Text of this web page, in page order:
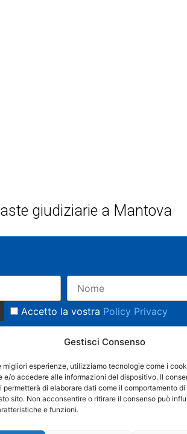
Gestisci Consenso
migliori esperienze, utilizziamo tecnologie come i
e/o accedere alle informazioni del dispositivo. Il
permetterà di elaborare dati come il comportamento
sito. Non acconsentire o ritirare il consenso può
e funzioni.
giudiziarie a Mantova
Accetto la vostra Policy Privacy
| P. IVA 02538090206 |
Web Agency